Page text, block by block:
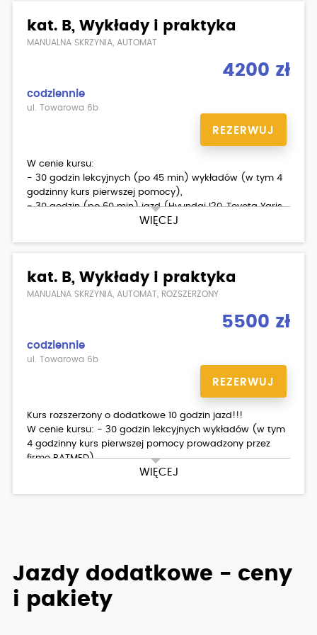
kat. B, Wykłady i praktyka
MANUALNA SKRZYNIA, AUTOMAT
4200 zł
codziennie
ul. Towarowa 6b
REZERWUJ
WIĘCEJ
W cenie kursu:
- 30 godzin lekcyjnych (po 45 min) wykładów (w tym 4
godzinny kurs pierwszej pomocy),
- 30 godzin (po 60 min) jazd (Hyundai I20, Toyota Yaris
w DORD.
kat. B, Wykłady i praktyka
MANUALNA SKRZYNIA, AUTOMAT, ROZSZERZONY
5500 zł
codziennie
ul. Towarowa 6b
REZERWUJ
WIĘCEJ
Kurs rozszerzony o dodatkowe 10 godzin jazd!!!
W cenie kursu: - 30 godzin lekcyjnych wykładów (w tym
4 godzinny kurs pierwszej pomocy prowadzony przez
firmę RATMED),
- 40 godzin (po 60 min) jazd (Hyundai I20, Toyota Yaris
Jazdy dodatkowe - ceny
i pakiety